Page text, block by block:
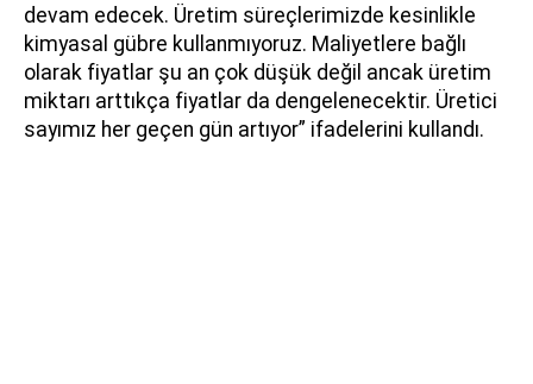
devam edecek. Üretim süreçlerimizde kesinlikle
kimyasal gübre kullanmıyoruz. Maliyetlere bağlı
olarak fiyatlar şu an çok düşük değil ancak üretim
miktarı arttıkça fiyatlar da dengelenecektir. Üretici
sayımız her geçen gün artıyor” ifadelerini kullandı.